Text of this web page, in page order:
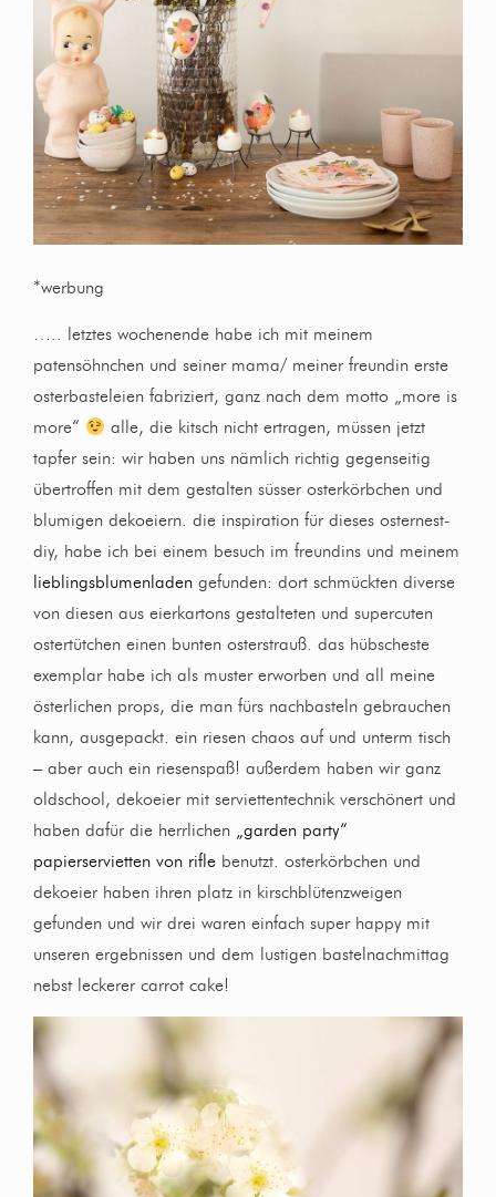
*werbung
….. letztes wochenende habe ich mit meinem
patensöhnchen und seiner mama/ meiner freundin erste
osterbasteleien fabriziert, ganz nach dem motto „more is
more“
alle, die kitsch nicht ertragen, müssen jetzt
tapfer sein: wir haben uns nämlich richtig gegenseitig
übertroffen mit dem gestalten süsser osterkörbchen und
blumigen dekoeiern. die inspiration für dieses osternest-
diy, habe ich bei einem besuch im freundins und meinem
lieblingsblumenladen gefunden: dort schmückten diverse
von diesen aus eierkartons gestalteten und supercuten
ostertütchen einen bunten osterstrauß. das hübscheste
exemplar habe ich als muster erworben und all meine
österlichen props, die man fürs nachbasteln gebrauchen
kann, ausgepackt. ein riesen chaos auf und unterm tisch
– aber auch ein riesenspaß! außerdem haben wir ganz
oldschool, dekoeier mit serviettentechnik verschönert und
haben dafür die herrlichen
„garden party“
papierservietten von rifle benutzt. osterkörbchen und
dekoeier haben ihren platz in kirschblütenzweigen
gefunden und wir drei waren einfach super happy mit
unseren ergebnissen und dem lustigen bastelnachmittag
nebst leckerer carrot cake!